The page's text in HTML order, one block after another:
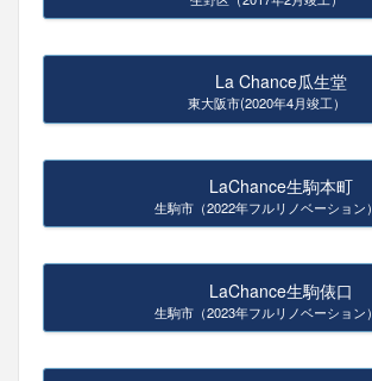
La Chance瓜生堂
東大阪市(2020年4月竣工）
LaChance生駒本町
生駒市（2022年フルリノベーション）
LaChance生駒俵口
生駒市（2023年フルリノベーション）